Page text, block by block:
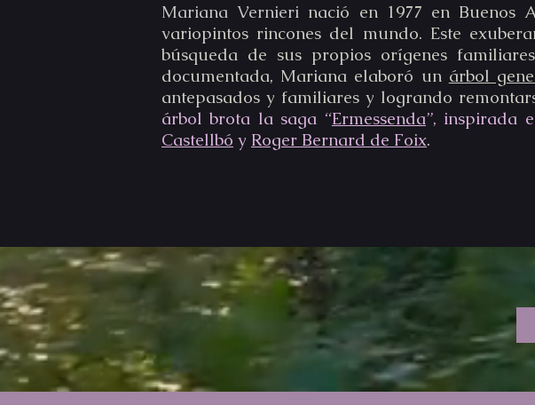
Mariana Vernieri nació en 1977 en Buenos
variopintos rincones del mundo. Este
búsqueda de sus propios orígenes
documentada, Mariana elaboró un árbol
antepasados y familiares y logrando
árbol brota la saga “Ermessenda”, inspirada
Castellbó y Roger Bernard de Foix.